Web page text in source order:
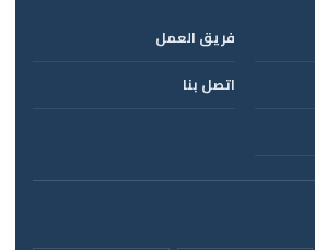
فريق العمل
اتصل بنا